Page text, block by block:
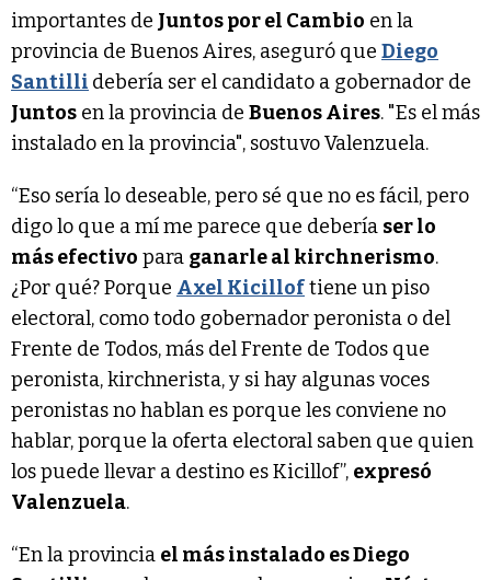
importantes de Juntos por el Cambio en la
provincia de Buenos Aires, aseguró que Diego
Santilli debería ser el candidato a gobernador de
Juntos en la provincia de Buenos Aires. "Es el más
instalado en la provincia", sostuvo Valenzuela.
“Eso sería lo deseable, pero sé que no es fácil, pero
digo lo que a mí me parece que debería ser lo
más efectivo para ganarle al kirchnerismo.
¿Por qué? Porque Axel Kicilloftiene un piso
electoral, como todo gobernador peronista o del
Frente de Todos, más del Frente de Todos que
peronista, kirchnerista, y si hay algunas voces
peronistas no hablan es porque les conviene no
hablar, porque la oferta electoral saben que quien
los puede llevar a destino es Kicillof”, expresó
Valenzuela.
“En la provincia el más instalado es Diego